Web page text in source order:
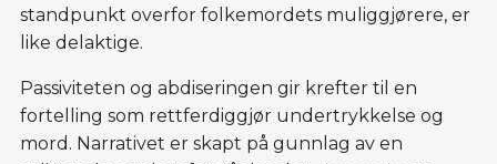
standpunkt overfor folkemordets muliggjørere, er
like delaktige.
Passiviteten og abdiseringen gir krefter til en
fortelling som rettferdiggjør undertrykkelse og
mord. Narrativet er skapt på gunnlag av en